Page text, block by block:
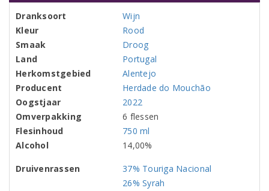
Dranksoort
Wijn
Kleur
Rood
Smaak
Droog
Land
Portugal
Herkomstgebied
Alentejo
Producent
Herdade do Mouchão
Oogstjaar
2022
Omverpakking
6 flessen
Flesinhoud
750 ml
Alcohol
14,00%
Druivenrassen
37% Touriga Nacional
26% Syrah